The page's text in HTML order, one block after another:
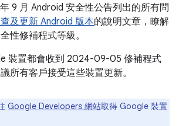
9 月 Android 安全性公告列出的所有問
及更新 Android 版本的說明文章，瞭解
性修補程式等級。
裝置都會收到 2024-09-05 修補程式
所有客戶接受這些裝置更新。
Google Developers 網站取得 Google 裝置